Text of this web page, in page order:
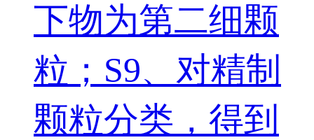
下物为第二细颗
粒；S9、对精制
颗粒分类，得到